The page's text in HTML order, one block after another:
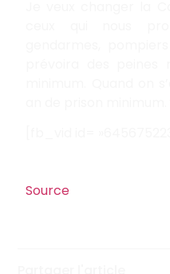
Source